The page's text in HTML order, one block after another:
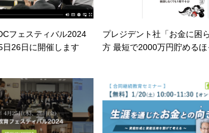
フェスティバル2024
26日に開催します
プレジデント社「お金に困
方 最短で2000万円貯めるほ